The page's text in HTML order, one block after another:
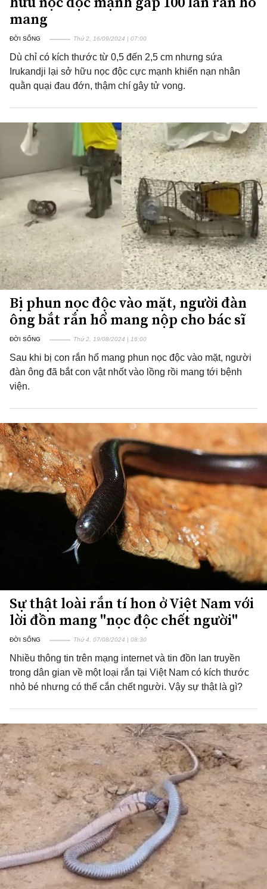
mang
ĐỜI SỐNG Thứ 2, 16/09/2024 | 07:00
Dù chỉ có kích thước từ 0,5 đến 2,5 cm nhưng sứa
Irukandji lại sở hữu nọc độc cực mạnh khiến nạn nhân
quằn quại đau đớn, thậm chí gây tử vong.
Bị phun nọc độc vào mặt, người đàn
ông bắt rắn hổ mang nộp cho bác sĩ
ĐỜI SỐNG Thứ 2, 19/08/2024 | 16:00
Sau khi bị con rắn hổ mang phun nọc độc vào mặt, người
đàn ông đã bắt con vật nhốt vào lồng rồi mang tới bệnh
viện.
Sự thật loài rắn tí hon ở Việt Nam với
lời đồn mang "nọc độc chết người"
ĐỜI SỐNG Thứ 4, 07/08/2024 | 08:30
Nhiều thông tin trên mạng internet và tin đồn lan truyền
trong dân gian về một loại rắn tại Việt Nam có kích thước
nhỏ bé nhưng có thể cắn chết người. Vậy sự thật là gì?